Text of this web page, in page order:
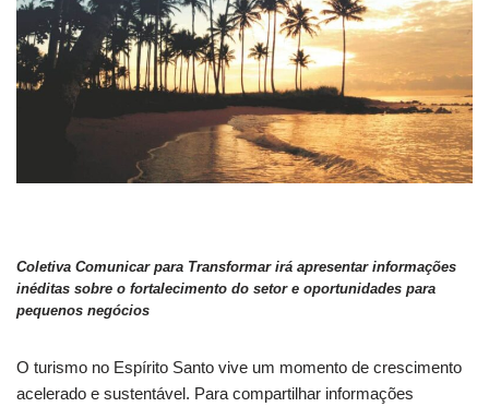
Coletiva Comunicar para Transformar irá apresentar informações
inéditas sobre o fortalecimento do setor e oportunidades para
pequenos negócios
O turismo no Espírito Santo vive um momento de crescimento
acelerado e sustentável. Para compartilhar informações